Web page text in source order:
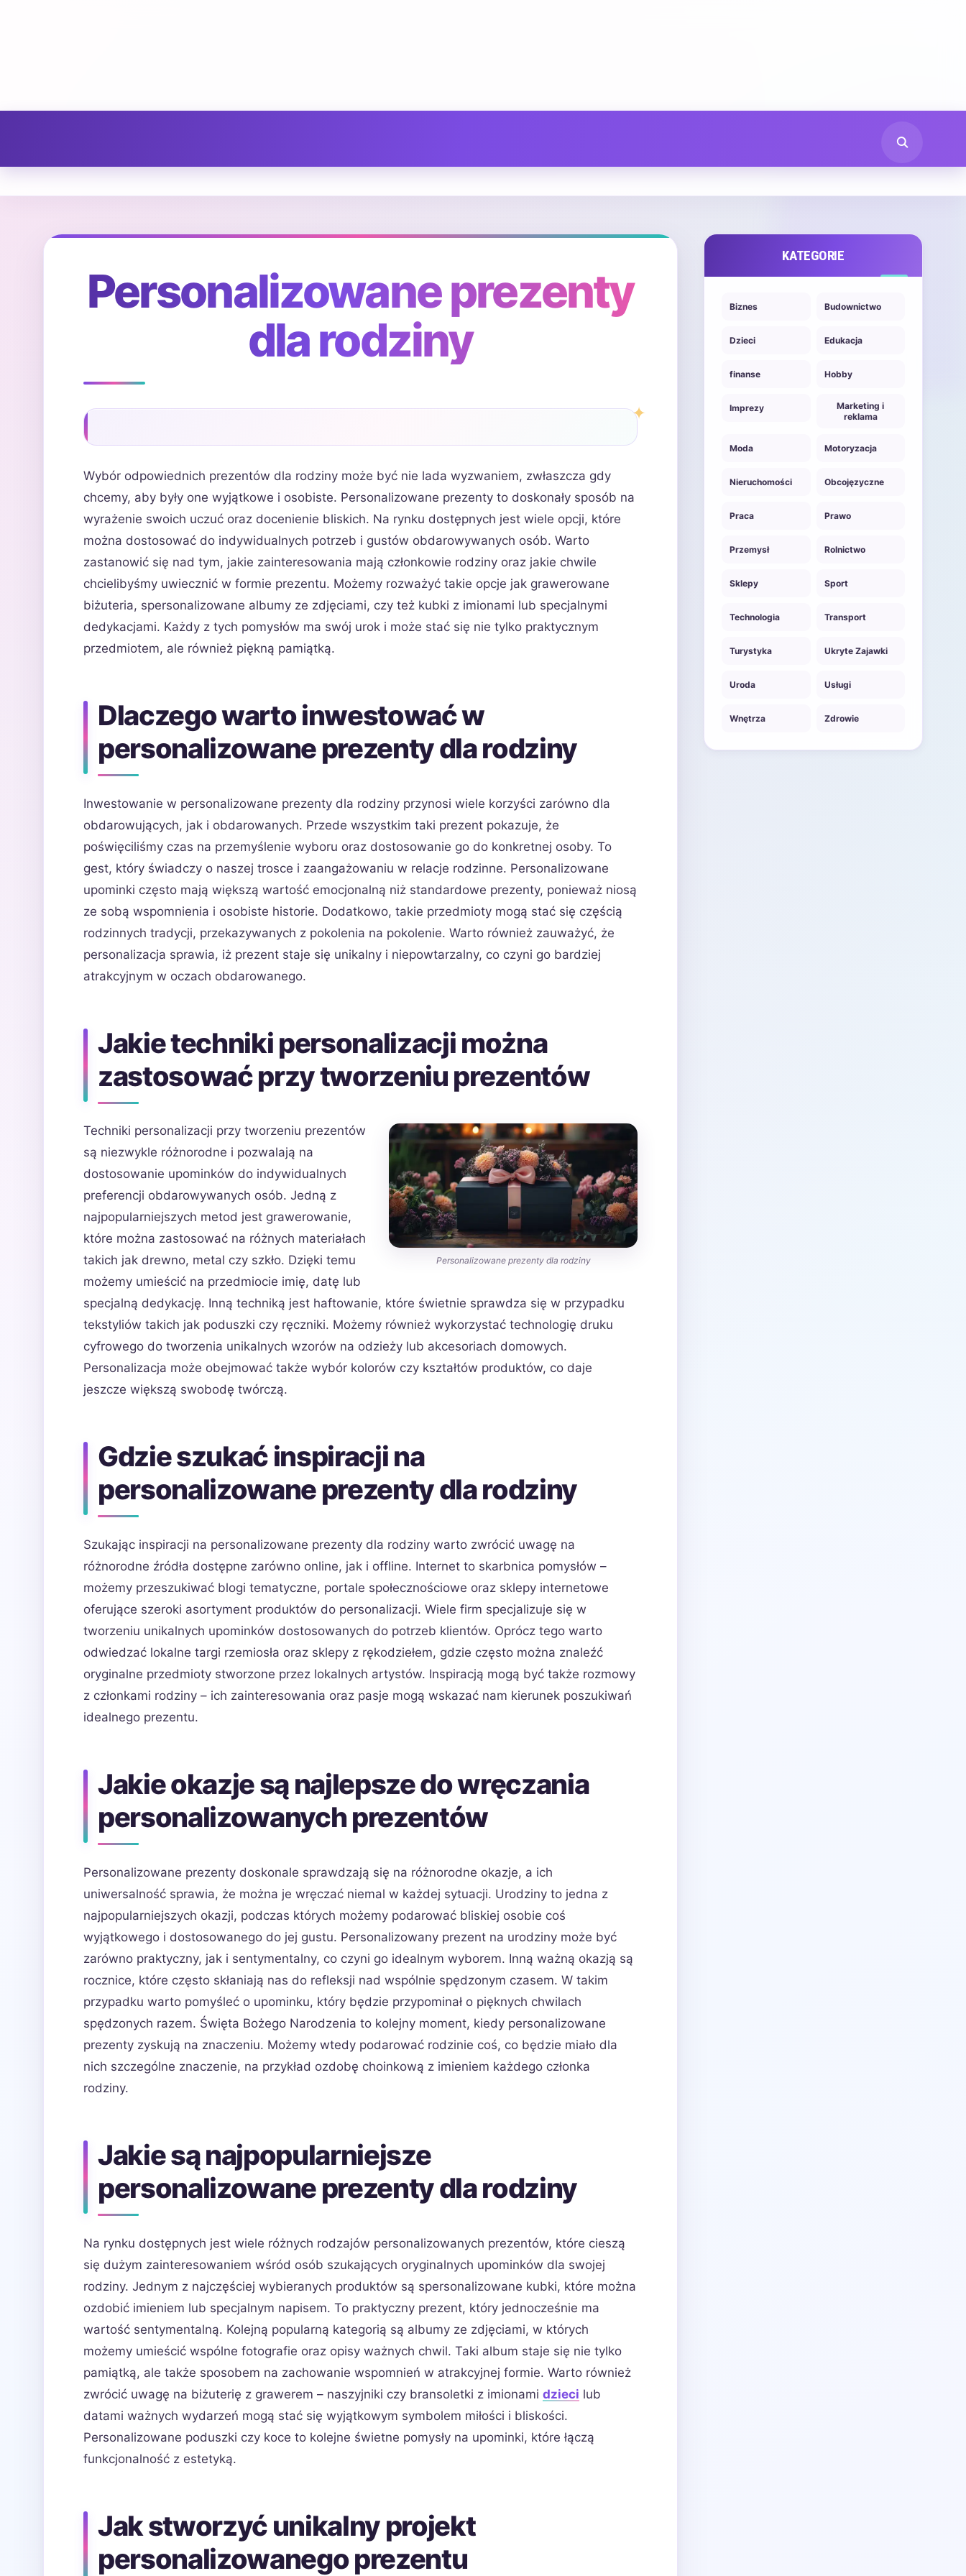
Personalizowane prezenty
dla rodziny
Wybór odpowiednich prezentów dla rodziny może być nie lada wyzwaniem, zwłaszcza gdy
chcemy, aby były one wyjątkowe i osobiste. Personalizowane prezenty to doskonały sposób na
wyrażenie swoich uczuć oraz docenienie bliskich. Na rynku dostępnych jest wiele opcji, które
można dostosować do indywidualnych potrzeb i gustów obdarowywanych osób. Warto
zastanowić się nad tym, jakie zainteresowania mają członkowie rodziny oraz jakie chwile
chcielibyśmy uwiecznić w formie prezentu. Możemy rozważyć takie opcje jak grawerowane
biżuteria, spersonalizowane albumy ze zdjęciami, czy też kubki z imionami lub specjalnymi
dedykacjami. Każdy z tych pomysłów ma swój urok i może stać się nie tylko praktycznym
przedmiotem, ale również piękną pamiątką.
Dlaczego warto inwestować w
personalizowane prezenty dla rodziny
Inwestowanie w personalizowane prezenty dla rodziny przynosi wiele korzyści zarówno dla
obdarowujących, jak i obdarowanych. Przede wszystkim taki prezent pokazuje, że
poświęciliśmy czas na przemyślenie wyboru oraz dostosowanie go do konkretnej osoby. To
gest, który świadczy o naszej trosce i zaangażowaniu w relacje rodzinne. Personalizowane
upominki często mają większą wartość emocjonalną niż standardowe prezenty, ponieważ niosą
ze sobą wspomnienia i osobiste historie. Dodatkowo, takie przedmioty mogą stać się częścią
rodzinnych tradycji, przekazywanych z pokolenia na pokolenie. Warto również zauważyć, że
personalizacja sprawia, iż prezent staje się unikalny i niepowtarzalny, co czyni go bardziej
atrakcyjnym w oczach obdarowanego.
Jakie techniki personalizacji można
zastosować przy tworzeniu prezentów
Personalizowane prezenty dla rodziny
Techniki personalizacji przy tworzeniu prezentów
są niezwykle różnorodne i pozwalają na
dostosowanie upominków do indywidualnych
preferencji obdarowywanych osób. Jedną z
najpopularniejszych metod jest grawerowanie,
które można zastosować na różnych materiałach
takich jak drewno, metal czy szkło. Dzięki temu
możemy umieścić na przedmiocie imię, datę lub
specjalną dedykację. Inną techniką jest haftowanie, które świetnie sprawdza się w przypadku
tekstyliów takich jak poduszki czy ręczniki. Możemy również wykorzystać technologię druku
cyfrowego do tworzenia unikalnych wzorów na odzieży lub akcesoriach domowych.
Personalizacja może obejmować także wybór kolorów czy kształtów produktów, co daje
jeszcze większą swobodę twórczą.
Gdzie szukać inspiracji na
personalizowane prezenty dla rodziny
Szukając inspiracji na personalizowane prezenty dla rodziny warto zwrócić uwagę na
różnorodne źródła dostępne zarówno online, jak i offline. Internet to skarbnica pomysłów –
możemy przeszukiwać blogi tematyczne, portale społecznościowe oraz sklepy internetowe
oferujące szeroki asortyment produktów do personalizacji. Wiele firm specjalizuje się w
tworzeniu unikalnych upominków dostosowanych do potrzeb klientów. Oprócz tego warto
odwiedzać lokalne targi rzemiosła oraz sklepy z rękodziełem, gdzie często można znaleźć
oryginalne przedmioty stworzone przez lokalnych artystów. Inspiracją mogą być także rozmowy
z członkami rodziny – ich zainteresowania oraz pasje mogą wskazać nam kierunek poszukiwań
idealnego prezentu.
Jakie okazje są najlepsze do wręczania
personalizowanych prezentów
Personalizowane prezenty doskonale sprawdzają się na różnorodne okazje, a ich
uniwersalność sprawia, że można je wręczać niemal w każdej sytuacji. Urodziny to jedna z
najpopularniejszych okazji, podczas których możemy podarować bliskiej osobie coś
wyjątkowego i dostosowanego do jej gustu. Personalizowany prezent na urodziny może być
zarówno praktyczny, jak i sentymentalny, co czyni go idealnym wyborem. Inną ważną okazją są
rocznice, które często skłaniają nas do refleksji nad wspólnie spędzonym czasem. W takim
przypadku warto pomyśleć o upominku, który będzie przypominał o pięknych chwilach
spędzonych razem. Święta Bożego Narodzenia to kolejny moment, kiedy personalizowane
prezenty zyskują na znaczeniu. Możemy wtedy podarować rodzinie coś, co będzie miało dla
nich szczególne znaczenie, na przykład ozdobę choinkową z imieniem każdego członka
rodziny.
Jakie są najpopularniejsze
personalizowane prezenty dla rodziny
Na rynku dostępnych jest wiele różnych rodzajów personalizowanych prezentów, które cieszą
się dużym zainteresowaniem wśród osób szukających oryginalnych upominków dla swojej
rodziny. Jednym z najczęściej wybieranych produktów są spersonalizowane kubki, które można
ozdobić imieniem lub specjalnym napisem. To praktyczny prezent, który jednocześnie ma
wartość sentymentalną. Kolejną popularną kategorią są albumy ze zdjęciami, w których
możemy umieścić wspólne fotografie oraz opisy ważnych chwil. Taki album staje się nie tylko
pamiątką, ale także sposobem na zachowanie wspomnień w atrakcyjnej formie. Warto również
zwrócić uwagę na biżuterię z grawerem – naszyjniki czy bransoletki z imionami dzieci lub
datami ważnych wydarzeń mogą stać się wyjątkowym symbolem miłości i bliskości.
Personalizowane poduszki czy koce to kolejne świetne pomysły na upominki, które łączą
funkcjonalność z estetyką.
Jak stworzyć unikalny projekt
personalizowanego prezentu
KATEGORIE
Biznes Budownictwo
Dzieci Edukacja
finanse Hobby
Imprezy
Marketing i
reklama
Moda Motoryzacja
Nieruchomości Obcojęzyczne
Praca Prawo
Przemysł Rolnictwo
Sklepy Sport
Technologia Transport
Turystyka Ukryte Zajawki
Uroda Usługi
Wnętrza Zdrowie